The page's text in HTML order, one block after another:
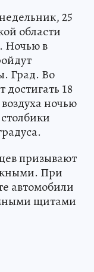
25
области
Ночью в
Град. Во
достигать 18
ночью
призывают
При
автомобили
щитами